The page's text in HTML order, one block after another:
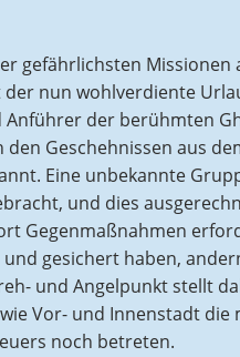
gefährlichsten
nun wohlverdiente
der berühmten
den Geschehnissen aus
Eine unbekannte
und dies
Gegenmaßnahmen
gesichert haben,
und Angelpunkt stellt
Vor- und Innenstadt
noch betreten.